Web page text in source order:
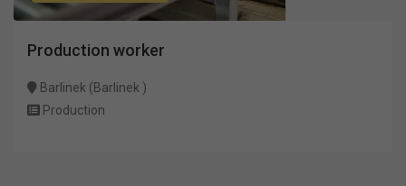
Production worker
Barlinek (Barlinek )
Production